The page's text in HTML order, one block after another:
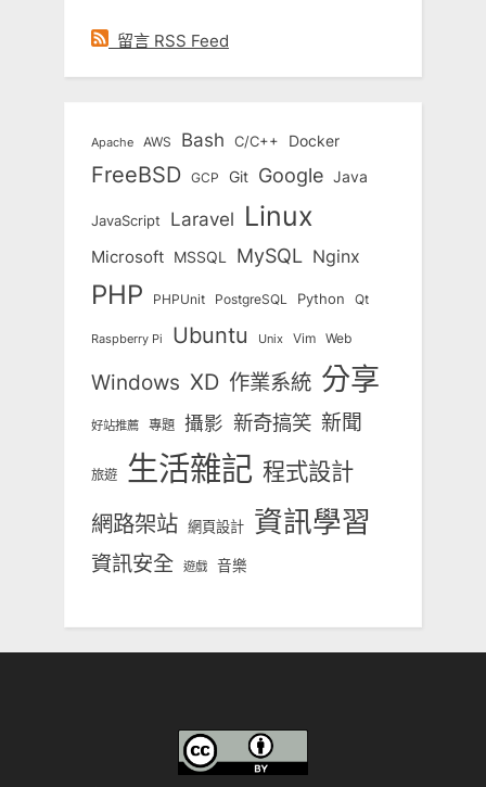
留言 RSS Feed
Apache AWS Bash C/C++ Docker
FreeBSD GCP Git Google Java
JavaScript Laravel Linux
Microsoft MSSQL MySQL Nginx
PHP PHPUnit PostgreSQL Python Qt
Raspberry Pi Ubuntu Unix Vim Web
Windows XD 作業系統 分享
好站推薦 專題 攝影 新奇搞笑 新聞
旅遊 生活雜記 程式設計
網路架站 網頁設計 資訊學習
資訊安全 遊戲 音樂